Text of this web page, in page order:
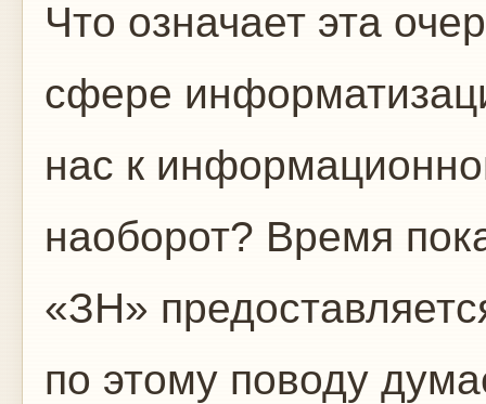
Что означает эта
сфере
нас к
наоборот? Время
«ЗН»
по этому поводу